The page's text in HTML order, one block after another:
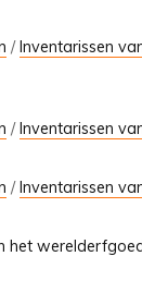
/Inventarissen
/Inventarissen
/Inventarissen
het